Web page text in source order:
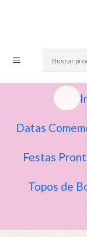
Datas
Festas
Topos de